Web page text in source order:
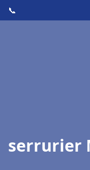
📞
serrurier